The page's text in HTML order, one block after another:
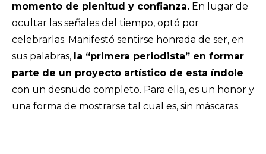
momento de plenitud y confianza. En lugar de
ocultar las señales del tiempo, optó por
celebrarlas. Manifestó sentirse honrada de ser, en
sus palabras, la “primera periodista” en formar
parte de un proyecto artístico de esta índole
con un desnudo completo. Para ella, es un honor y
una forma de mostrarse tal cual es, sin máscaras.